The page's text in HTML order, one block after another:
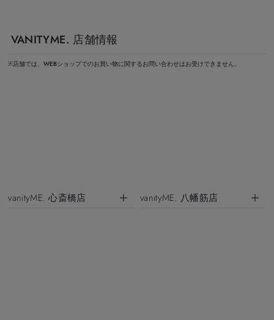
VANITYME. 店舗情報
※店舗では、WEBショップでのお買い物に関するお問い合わせはお受けできません。
vanityME. 心斎橋店 vanityME. 八幡筋店